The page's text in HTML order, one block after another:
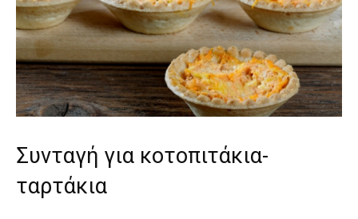
Συνταγή για κοτοπιτάκια-
ταρτάκια